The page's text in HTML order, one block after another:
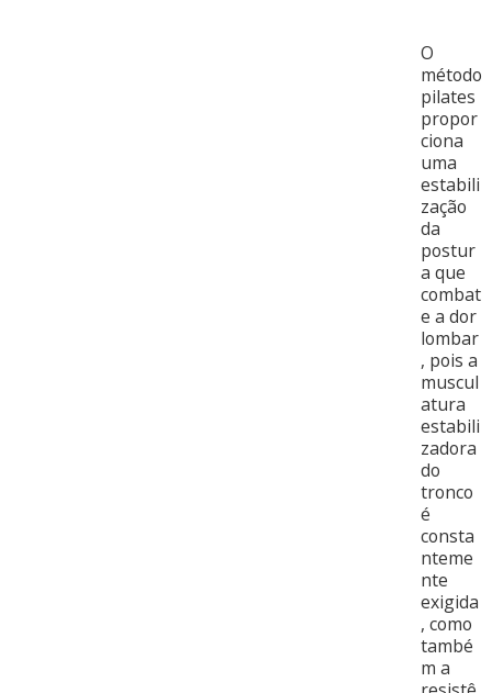
O
método
pilates
propor
ciona
uma
estabili
zação
da
postur
a que
combat
e a dor
lombar
, pois a
muscul
atura
estabili
zadora
do
tronco
é
consta
nteme
nte
exigida
, como
també
m a